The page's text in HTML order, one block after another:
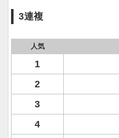
3連複
人気
1
2
3
4